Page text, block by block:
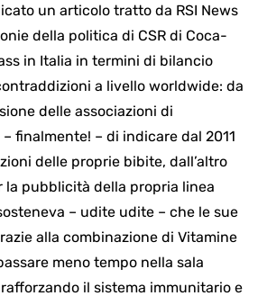
un articolo tratto da RSI News
della politica di CSR di Coca-
in Italia in termini di bilancio
a livello worldwide: da
delle associazioni di
finalmente! – di indicare dal 2011
delle proprie bibite, dall’altro
la pubblicità della propria linea
– udite udite – che le sue
alla combinazione di Vitamine
meno tempo nella sala
il sistema immunitario e